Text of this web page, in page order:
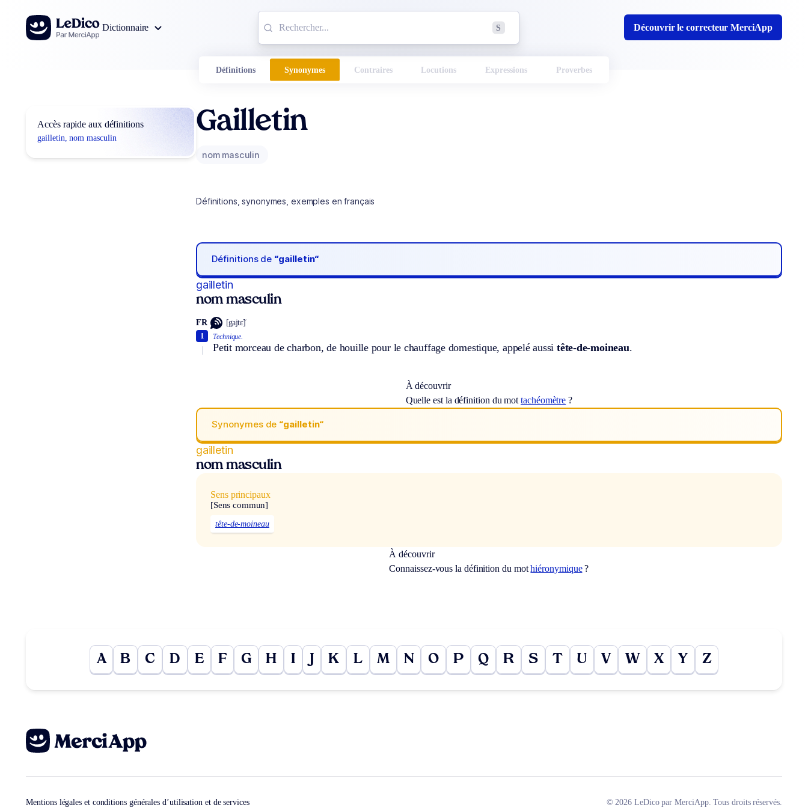
Aller au contenu
Dictionnaire
S Découvrir le correcteur MerciApp
Définitions Synonymes Contraires Locutions Expressions Proverbes
Accès rapide aux définitions
gailletin, nom masculin
Gailletin
nom masculin
Définitions, synonymes, exemples en français
Définitions de “gailletin“
gailletin
nom masculin
FR [gajtɛ̃]
Technique.
Petit morceau de charbon, de houille pour le chauffage domestique, appelé aussitête-de-moineau.
1
À découvrir
Quelle est la définition du mottachéomètre ?
Synonymes de “gailletin“
gailletin
nom masculin
Sens principaux
[Sens commun]
tête-de-moineau
À découvrir
Connaissez-vous la définition du mothiéronymique?
A B C D E F G H I J K L M N O P Q R S T U V W X Y Z
Mentions légales et conditions générales d’utilisation et de services © 2026 LeDico par MerciApp. Tous droits réservés.